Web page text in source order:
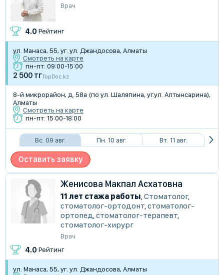
Врач
4.0 Рейтинг
ул. Манаса, 55, уг. ул. Джандосова, Алматы
Смотреть на карте
пн-пт: 09:00-15:00
2 500 тгTopDoc.kz
8-й микрорайон, д. 58а (по ул. Шаляпина, уг.ул. Алтынсарина),
Алматы
Смотреть на карте
пн-пт: 15:00-18:00
Вс. 09 авг. Пн. 10 авг. Вт. 11 авг.
Оставить заявку
Женисова Макпал Асхатовна
11 лет стажа работы Стоматолог,
стоматолог-ортодонт стоматолог-
ортопед стоматолог-терапевт
стоматолог-хирург
Врач
4.0 Рейтинг
ул. Манаса, 55, уг. ул. Джандосова, Алматы